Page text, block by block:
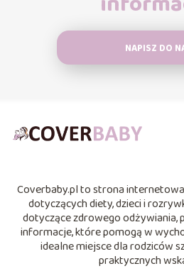
NAPISZ DO
Coverbaby.pl to strona
dotyczących diety, dzieci i
dotyczące zdrowego odżywiania,
informacje, które pomogą w
idealne miejsce dla rodziców
praktycznych